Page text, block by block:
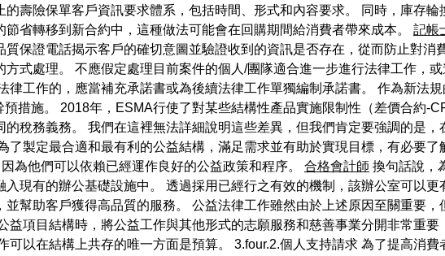
壽險保單客戶資訊要求體系，包括時間、形式和內容要求。 同時，庫存
省轉移到新合約中，這種做法可能會在回購期間給消費者帶來成本。 記帳
保證電話揭示客戶的確切意圖並驗證收到的資訊是否存在，從而防止對消
方式處理。 不應假定處理目前案件的個人/團隊適合進一步進行法律工作，
律工作的，應當補充承諾書或為後續法律工作單獨編制承諾書。 作為新法
措施。 2018年，ESMA行使了對某些結構性產品實施限制性（差價合約-
稅務義務。 我們在這裡無法詳細說明這些差異，但我們肯定要強調的是
了製定最合適和最有利的公益結構，滿足需求並有助於實現目標，有必要
為他們可以依賴已經運作良好的公益政策和程序。 合格會計師 換句話說，
現有的辦公基礎設施中。 透過採用已經行之有效的機制，該辦公室可以
幫助客戶獲得高品質的服務。 公益法律工作雖然由於上述原因至關重要
益項目結構時，將公益工作與其他形式的志願服務和慈善事業分開非常重
可以在結構上共存的唯一方面是預算。 3.four.2.個人支持請求 為了提高消